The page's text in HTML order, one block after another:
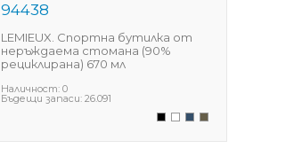
94438
LEMIEUX. Спортна бутилка от
неръждаема стомана (90%
рециклирана) 670 мл
Наличност: 0
Бъдещи запаси: 26.091